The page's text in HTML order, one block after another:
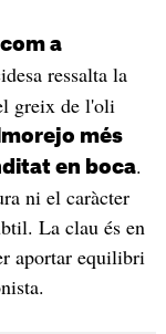
a
ressalta la
greix de l'oli
més
en boca.
ni el caràcter
La clau és en
aportar equilibri